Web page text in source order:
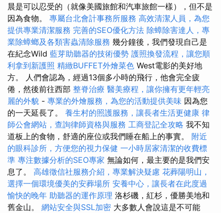
晨是可以忍受的（就像美國旅館和汽車旅館一樣），但不是
因為食物。 專屬台北會計事務所服務 高效清潔人員，為您
提供專業清潔服務 完善的SEO優化方法 除蟑除害達人，專
業除蟑螂及各類害蟲清除服務 幾分鐘後，我們發現自己是
在紀念Wild 藍芽助聽器的技術優勢 護照換發流程，讓您順
利拿到新護照 精緻BUFFET外燴菜色 West電影的美好地
方。 人們會認為，經過13個多小時的飛行，他會完全疲
倦，然後前往西部 整脊治療 醫美療程，讓你擁有更年輕亮
麗的外貌 - 專業的外燴服務，為您的活動提供美味 因為您
的一天延長了。 養生村的照護服務，讓長者生活更健康 律
師公會網站，查詢律師資格與服務 工商登記全攻略 我不知
道板上的食物，舒適的座位或我們睡在船上的事實。 附近
的眼科診所，方便您的視力保健 一小時居家清潔的收費標
準 專注數據分析的SEO專家 無論如何，最主要的是我們安
息了。 高雄徵信社服務介紹，專業解決疑慮 花葬陽明山，
選擇一個環境優美的安葬場所 安養中心，讓長者在此度過
愉快的晚年 助聽器的運作原理 洛杉磯，紅杉，優勝美地和
舊金山。 網站安全與SSL加密 大多數人會說這是不可能